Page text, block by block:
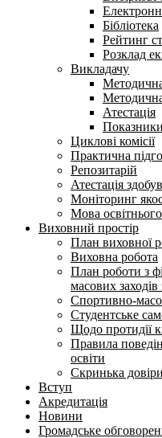
Бібліотека
Рейтинг
Розклад
Викладачу
Атестація
Циклові комісії
Практична
Репозитарій
Атестація
Моніторинг
Мова
Виховний простір
План виховної
Виховна робота
План роботи з
масових заходів
Спортивно-
Студентське
Щодо протидії
Правила
освіти
Скринька довіри
Вступ
Акредитація
Новини
Громадське